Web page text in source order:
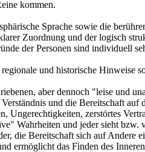
kommen.
Sprache sowie die
Zuordnung und der logisch
der Personen sind individuell
und historische Hinweise
aber dennoch "leise und
und die Bereitschaft auf
Ungerechtigkeiten, zerstörtes
Wahrheiten und jeder sieht
die Bereitschaft sich auf
ermöglicht das Finden des